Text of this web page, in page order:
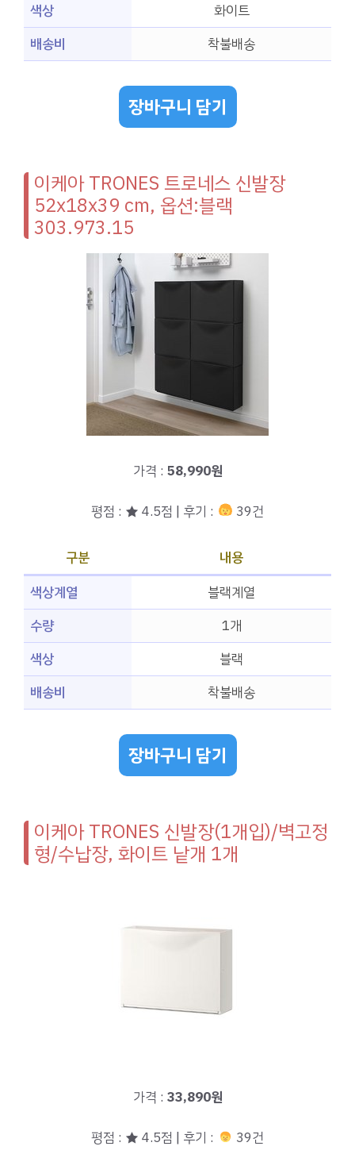
색상
화이트
배송비
착불배송
장바구니 담기
이케아 TRONES 트로네스 신발장
52x18x39 cm, 옵션:블랙
303.973.15
가격 : 58,990원
평점 : ★ 4.5점 | 후기 : 39건
구분
내용
색상계열
블랙계열
수량
1개
색상
블랙
배송비
착불배송
장바구니 담기
이케아 TRONES 신발장(1개입)/벽고정
형/수납장, 화이트 낱개 1개
가격 : 33,890원
평점 : ★ 4.5점 | 후기 : 39건